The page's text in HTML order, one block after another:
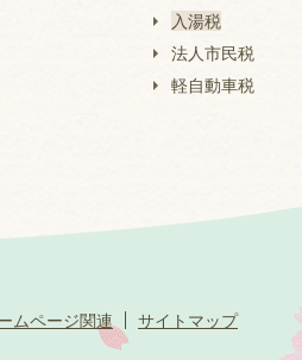
入湯税
法人市民税
軽自動車税
ムページ関連 サイトマップ